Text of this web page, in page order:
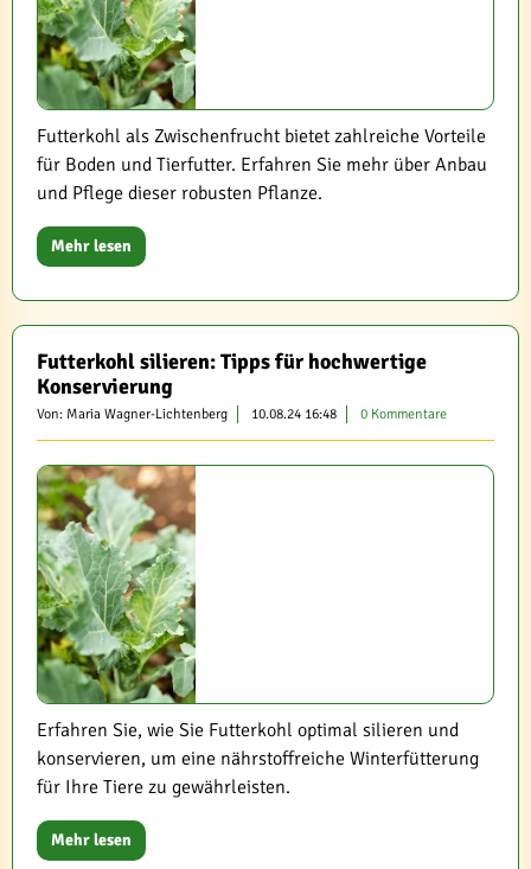
Futterkohl als Zwischenfrucht bietet zahlreiche Vorteile
für Boden und Tierfutter. Erfahren Sie mehr über Anbau
und Pflege dieser robusten Pflanze.
Mehr lesen
Futterkohl silieren: Tipps für hochwertige
Konservierung
Von: Maria Wagner-Lichtenberg 10.08.24 16:48 0 Kommentare
Erfahren Sie, wie Sie Futterkohl optimal silieren und
konservieren, um eine nährstoffreiche Winterfütterung
für Ihre Tiere zu gewährleisten.
Mehr lesen